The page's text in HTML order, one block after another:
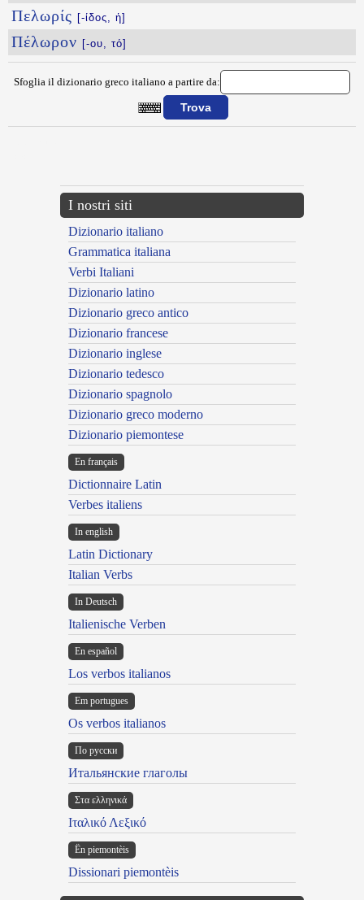
Πελωρίς [-ίδος, ἡ]
Πέλωρον [-ου, τό]
Sfoglia il dizionario greco italiano a partire da:
I nostri siti
Dizionario italiano
Grammatica italiana
Verbi Italiani
Dizionario latino
Dizionario greco antico
Dizionario francese
Dizionario inglese
Dizionario tedesco
Dizionario spagnolo
Dizionario greco moderno
Dizionario piemontese
En français
Dictionnaire Latin
Verbes italiens
In english
Latin Dictionary
Italian Verbs
In Deutsch
Italienische Verben
En español
Los verbos italianos
Em portugues
Os verbos italianos
По русски
Итальянские глаголы
Στα ελληνικά
Ιταλικό Λεξικό
Ën piemontèis
Dissionari piemontèis